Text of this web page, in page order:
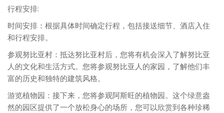
行程安排:
时间安排：根据具体时间确定行程，包括接送细节、酒店入住
和行程安排。
参观努比亚村：抵达努比亚村后，您将有机会深入了解努比亚
人的文化和生活方式。您将参观努比亚人的家园，了解他们丰
富的历史和独特的建筑风格。
游览植物园：接下来，您将参观阿斯旺的植物园。这个绿意盎
然的园区提供了一个放松身心的场所，您可以欣赏到各种珍稀